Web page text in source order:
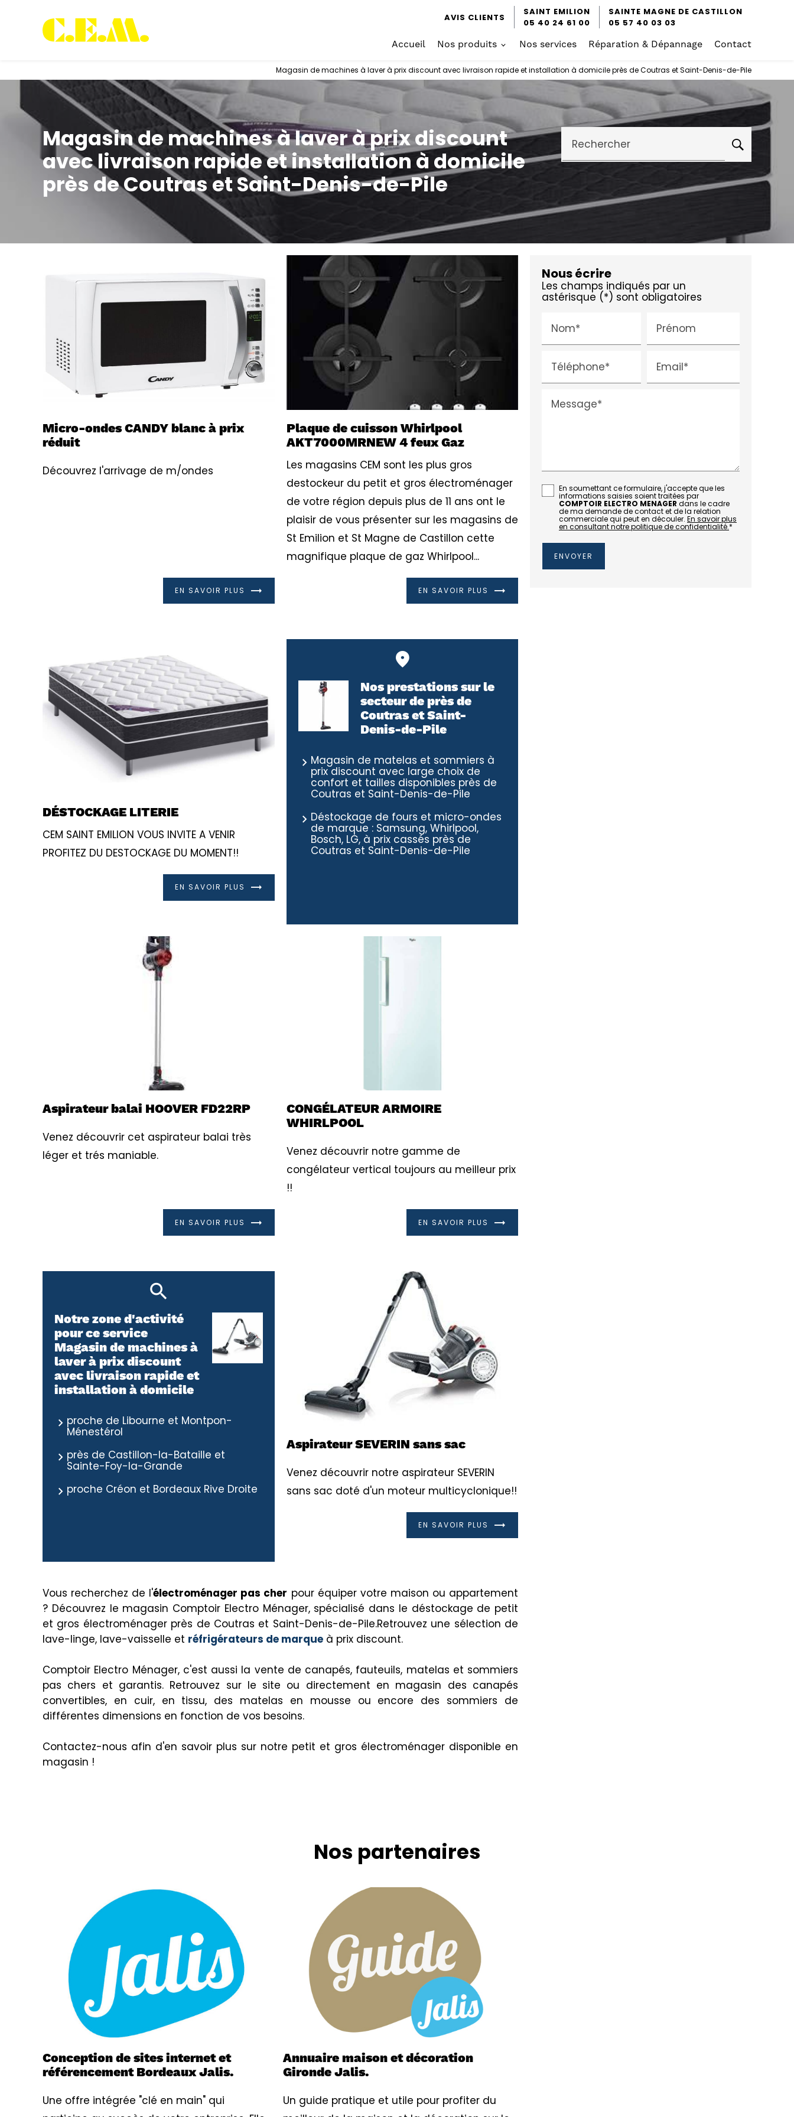
AVIS CLIENTS
SAINT EMILION
05 40 24 61 00
SAINTE MAGNE DE CASTILLON
05 57 40 03 03
Accueil
Nos produits Nos services Réparation & Dépannage Contact
Magasin de machines à laver à prix discount avec livraison rapide et installation à domicile près de Coutras et Saint-Denis-de-Pile
Magasin de machines à laver à prix discount
avec livraison rapide et installation à domicile
près de Coutras et Saint-Denis-de-Pile
Rechercher
Micro-ondes CANDY blanc à prix
réduit
Découvrez l'arrivage de m/ondes
EN SAVOIR PLUS
Plaque de cuisson Whirlpool
AKT7000MRNEW 4 feux Gaz
Les magasins CEM sont les plus gros
destockeur du petit et gros électroménager
de votre région depuis plus de 11 ans ont le
plaisir de vous présenter sur les magasins de
St Emilion et St Magne de Castillon cette
magnifique plaque de gaz Whirlpool...
EN SAVOIR PLUS
DÉSTOCKAGE LITERIE
CEM SAINT EMILION VOUS INVITE A VENIR
PROFITEZ DU DESTOCKAGE DU MOMENT!!
EN SAVOIR PLUS
Nos prestations sur le
secteur de près de
Coutras et Saint-
Denis-de-Pile
Magasin de matelas et sommiers à
prix discount avec large choix de
confort et tailles disponibles près de
Coutras et Saint-Denis-de-Pile
Déstockage de fours et micro-ondes
de marque : Samsung, Whirlpool,
Bosch, LG, à prix cassés près de
Coutras et Saint-Denis-de-Pile
Aspirateur balai HOOVER FD22RP
Venez découvrir cet aspirateur balai très
léger et trés maniable.
EN SAVOIR PLUS
CONGÉLATEUR ARMOIRE
WHIRLPOOL
Venez découvrir notre gamme de
congélateur vertical toujours au meilleur prix
!!
EN SAVOIR PLUS
Notre zone d'activité
pour ce service
Magasin de machines à
laver à prix discount
avec livraison rapide et
installation à domicile
proche de Libourne et Montpon-
Ménestérol
près de Castillon-la-Bataille et
Sainte-Foy-la-Grande
proche Créon et Bordeaux Rive Droite
Aspirateur SEVERIN sans sac
Venez découvrir notre aspirateur SEVERIN
sans sac doté d'un moteur multicyclonique!!
EN SAVOIR PLUS
Vous recherchez de l'électroménager pas cher pour équiper votre maison ou appartement
? Découvrez le magasin Comptoir Electro Ménager, spécialisé dans le déstockage de petit
et gros électroménager près de Coutras et Saint-Denis-de-Pile.Retrouvez une sélection de
lave-linge, lave-vaisselle et réfrigérateurs de marque à prix discount.
Comptoir Electro Ménager, c'est aussi la vente de canapés, fauteuils, matelas et sommiers
pas chers et garantis. Retrouvez sur le site ou directement en magasin des canapés
convertibles, en cuir, en tissu, des matelas en mousse ou encore des sommiers de
différentes dimensions en fonction de vos besoins.
Contactez-nous afin d'en savoir plus sur notre petit et gros électroménager disponible en
magasin !
Nous écrire
Les champs indiqués par un
astérisque (*) sont obligatoires
Nom* Prénom
Téléphone* Email*
Message*
En soumettant ce formulaire, j'accepte que les
informations saisies soient traitées par
COMPTOIR ELECTRO MENAGER dans le cadre
de ma demande de contact et de la relation
commerciale qui peut en découler. En savoir plus
en consultant notre politique de confidentialité.*
Nos partenaires
Conception de sites internet et
référencement Bordeaux Jalis.
Une offre intégrée "clé en main" qui
Annuaire maison et décoration
Gironde Jalis.
Un guide pratique et utile pour profiter du